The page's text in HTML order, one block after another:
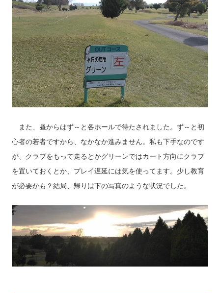
また、昼からはず～と各ホールで待たされました。ず～と初
心者の若者ですから、なかなか進みません。私も下手なのです
が、クラブをもって走るとかグリーンではカート方向にクラブ
を置いておくとか、プレイ遅延には気を使ってます。少し教育
が必要かも？結局、帰りは下の写真のような状況でした。